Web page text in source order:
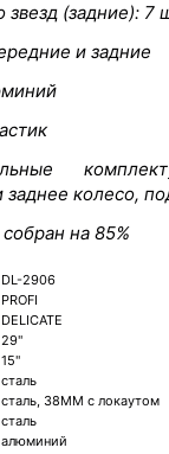
звезд (задние): 7
и задние
заднее колесо,
на 85%
DL-2906
PROFI
DELICATE
29"
15"
сталь
сталь, 38MM с локаутом
сталь
алюминий